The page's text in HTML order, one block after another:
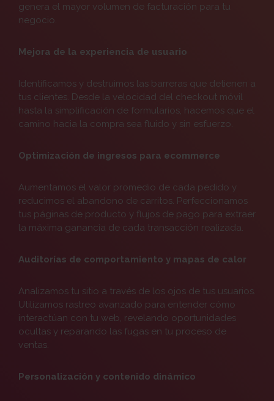
genera el mayor volumen de facturación para tu
negocio.
Mejora de la experiencia de usuario
Identificamos y destruimos las barreras que detienen a
tus clientes. Desde la velocidad del checkout móvil
hasta la simplificación de formularios, hacemos que el
camino hacia la compra sea fluido y sin esfuerzo.
Optimización de ingresos para ecommerce
Aumentamos el valor promedio de cada pedido y
reducimos el abandono de carritos. Perfeccionamos
tus páginas de producto y flujos de pago para extraer
la máxima ganancia de cada transacción realizada.
Auditorías de comportamiento y mapas de calor
Analizamos tu sitio a través de los ojos de tus usuarios.
Utilizamos rastreo avanzado para entender cómo
interactúan con tu web, revelando oportunidades
ocultas y reparando las fugas en tu proceso de
ventas.
Personalización y contenido dinámico